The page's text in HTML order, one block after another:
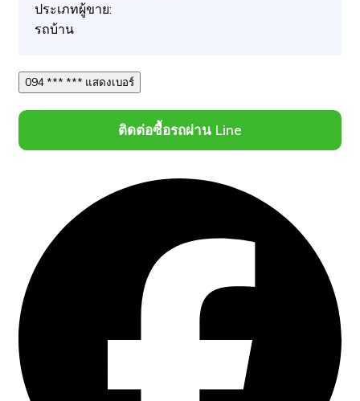
ประเภทผู้ขาย:
รถบ้าน
094 *** *** แสดงเบอร์
ติดต่อซื้อรถผ่าน Line